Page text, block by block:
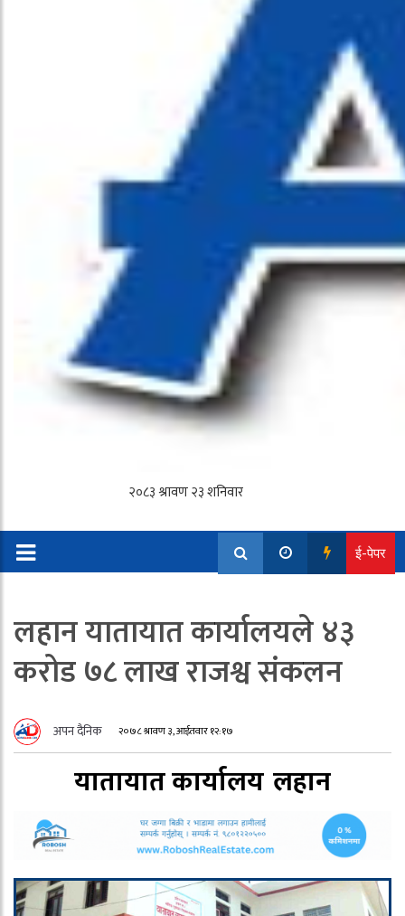
ई-पेपर
लहान यातायात कार्यालयले ४३
करोड ७८ लाख राजश्व संकलन
अपन दैनिक २०७८ श्रावण ३, आईतवार १२:१७
यातायात कार्यालय लहान